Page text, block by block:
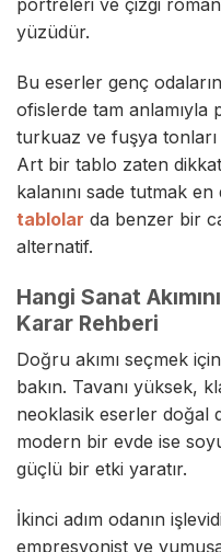
portreleri ve çizgi
yüzüdür.
Bu eserler genç
ofislerde tam anlamıyla
turkuaz ve fuşya tonları
Art bir tablo zaten
kalanını sade tutmak
tablolar da benzer bir
alternatif.
Hangi Sanat
Karar Rehberi
Doğru akımı seçmek
bakın. Tavanı yüksek,
neoklasik eserler doğal
modern bir evde ise
güçlü bir etki yaratır.
İkinci adım odanın
empresyonist ve